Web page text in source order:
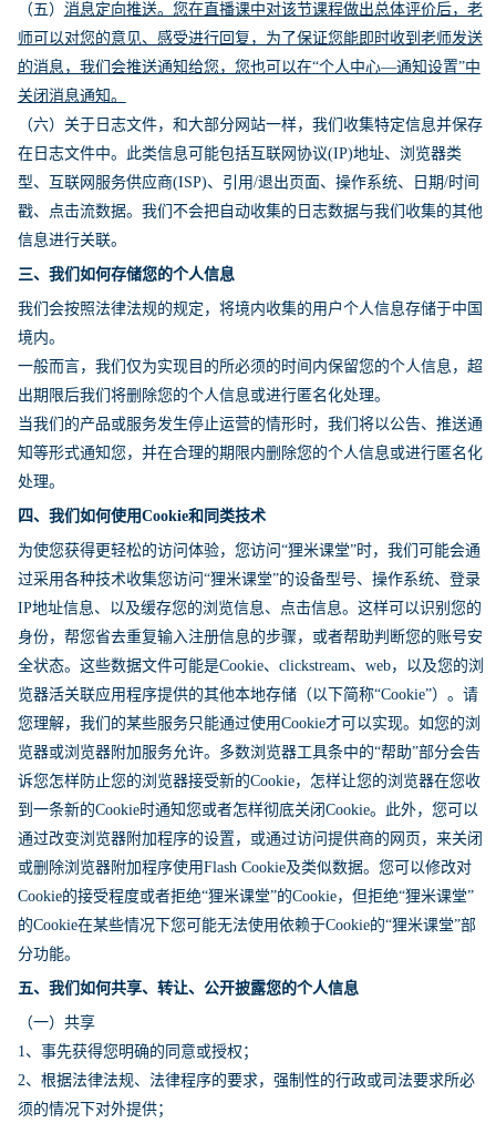
（五） 消息定向推送。您在直播课中对该节课程做出总体评价后，老
师可以对您的意见、感受进行回复，为了保证您能即时收到老师发送
的消息，我们会推送通知给您，您也可以在“个人中心—通知设置”中
关闭消息通知。
（六）关于日志文件，和大部分网站一样，我们收集特定信息并保存
在日志文件中。此类信息可能包括互联网协议(IP)地址、浏览器类
型、互联网服务供应商(ISP)、引用/退出页面、操作系统、日期/时间
戳、点击流数据。我们不会把自动收集的日志数据与我们收集的其他
信息进行关联。
三、我们如何存储您的个人信息
我们会按照法律法规的规定，将境内收集的用户个人信息存储于中国
境内。
一般而言，我们仅为实现目的所必须的时间内保留您的个人信息，超
出期限后我们将删除您的个人信息或进行匿名化处理。
当我们的产品或服务发生停止运营的情形时，我们将以公告、推送通
知等形式通知您，并在合理的期限内删除您的个人信息或进行匿名化
处理。
四、我们如何使用Cookie和同类技术
为使您获得更轻松的访问体验，您访问“狸米课堂”时，我们可能会通
过采用各种技术收集您访问“狸米课堂”的设备型号、操作系统、登录
IP地址信息、以及缓存您的浏览信息、点击信息。这样可以识别您的
身份，帮您省去重复输入注册信息的步骤，或者帮助判断您的账号安
全状态。这些数据文件可能是Cookie、clickstream、web，以及您的浏
览器活关联应用程序提供的其他本地存储（以下简称“Cookie”）。请
您理解，我们的某些服务只能通过使用Cookie才可以实现。如您的浏
览器或浏览器附加服务允许。多数浏览器工具条中的“帮助”部分会告
诉您怎样防止您的浏览器接受新的Cookie，怎样让您的浏览器在您收
到一条新的Cookie时通知您或者怎样彻底关闭Cookie。此外，您可以
通过改变浏览器附加程序的设置，或通过访问提供商的网页，来关闭
或删除浏览器附加程序使用Flash Cookie及类似数据。您可以修改对
Cookie的接受程度或者拒绝“狸米课堂”的Cookie，但拒绝“狸米课堂”
的Cookie在某些情况下您可能无法使用依赖于Cookie的“狸米课堂”部
分功能。
五、我们如何共享、转让、公开披露您的个人信息
（一）共享
1、事先获得您明确的同意或授权；
2、根据法律法规、法律程序的要求，强制性的行政或司法要求所必
须的情况下对外提供；